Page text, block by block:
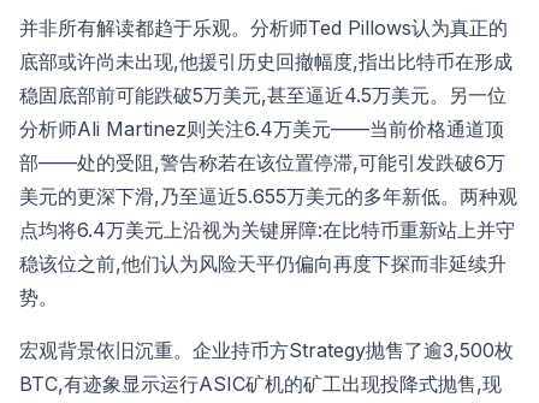
并非所有解读都趋于乐观。分析师Ted Pillows认为真正的
底部或许尚未出现,他援引历史回撤幅度,指出比特币在形成
稳固底部前可能跌破5万美元,甚至逼近4.5万美元。另一位
分析师Ali Martinez则关注6.4万美元——当前价格通道顶
部——处的受阻,警告称若在该位置停滞,可能引发跌破6万
美元的更深下滑,乃至逼近5.655万美元的多年新低。两种观
点均将6.4万美元上沿视为关键屏障:在比特币重新站上并守
稳该位之前,他们认为风险天平仍偏向再度下探而非延续升
势。
宏观背景依旧沉重。企业持币方Strategy抛售了逾3,500枚
BTC,有迹象显示运行ASIC矿机的矿工出现投降式抛售,现